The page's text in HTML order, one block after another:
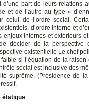
part de leurs relations
et de l’autre au type «
de l’ordre social.
d’ordre interne et
internes et extérieurs
décider de la perspective
existentielle Le chef
si l’équation de la
social est inclusive des
suprême, (Présidence de
étatique